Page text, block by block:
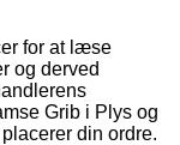
for at læse
og derved
Grib i Plys og
din ordre.